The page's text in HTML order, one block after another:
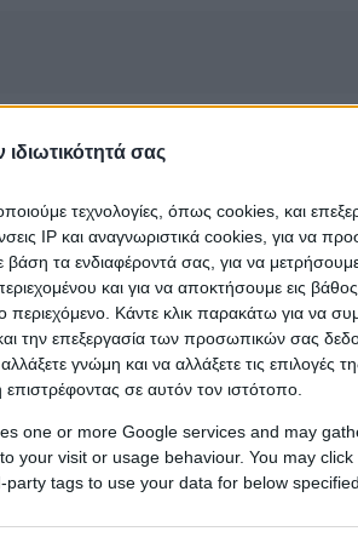
σας
τεχνολογίες, όπως cookies, και
IP και αναγνωριστικά cookies, για να
βάση τα ενδιαφέροντά σας, για να
και για να αποκτήσουμε εις
περιεχόμενο. Κάντε κλικ παρακάτω για να
την επεξεργασία των προσωπικών σας
γνώμη και να αλλάξετε τις επιλογές
σε αυτόν τον ιστότοπο.
one or more Google services and may
your visit or usage behaviour. You may
tags to use your data for below